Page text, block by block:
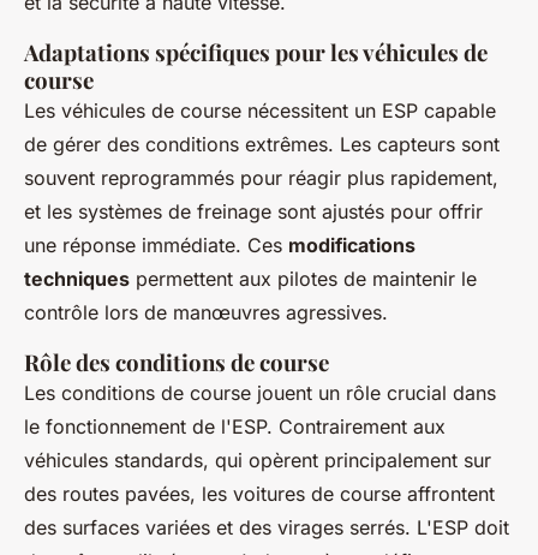
Adaptations spécifiques pour les véhicules de
course
Les véhicules de course nécessitent un ESP capable
de gérer des conditions extrêmes. Les capteurs sont
souvent reprogrammés pour réagir plus rapidement,
et les systèmes de freinage sont ajustés pour offrir
une réponse immédiate. Ces modifications
techniques permettent aux pilotes de maintenir le
contrôle lors de manœuvres agressives.
Rôle des conditions de course
Les conditions de course jouent un rôle crucial dans
le fonctionnement de l'ESP. Contrairement aux
véhicules standards, qui opèrent principalement sur
des routes pavées, les voitures de course affrontent
des surfaces variées et des virages serrés. L'ESP doit